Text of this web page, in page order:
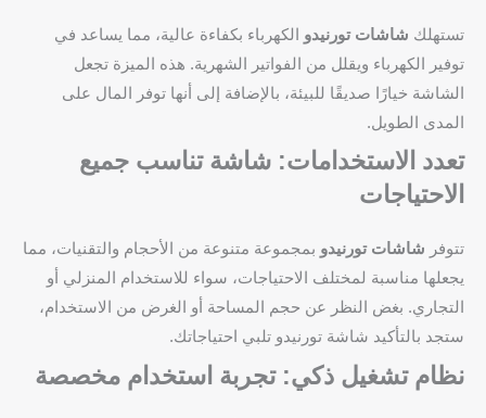
تستهلك شاشات تورنيدو الكهرباء بكفاءة عالية، مما يساعد في
توفير الكهرباء ويقلل من الفواتير الشهرية. هذه الميزة تجعل
الشاشة خيارًا صديقًا للبيئة، بالإضافة إلى أنها توفر المال على
المدى الطويل.
تعدد الاستخدامات: شاشة تناسب جميع
الاحتياجات
تتوفر شاشات تورنيدو بمجموعة متنوعة من الأحجام والتقنيات، مما
يجعلها مناسبة لمختلف الاحتياجات، سواء للاستخدام المنزلي أو
التجاري. بغض النظر عن حجم المساحة أو الغرض من الاستخدام،
ستجد بالتأكيد شاشة تورنيدو تلبي احتياجاتك.
نظام تشغيل ذكي: تجربة استخدام مخصصة